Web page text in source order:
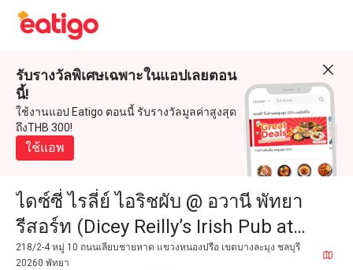
รับรางวัลพิเศษเฉพาะในแอปเลยตอน
นี้!
ใช้งานแอป Eatigo ตอนนี้ รับรางวัลมูลค่าสูงสุด
ถึงTHB 300!
ใช้แอพ
ไดซ์ซี่ ไรลี่ย์ ไอริชผับ @ อวานี พัทยา
รีสอร์ท (Dicey Reilly’s Irish Pub at
Avani Pattaya Resort)
218/2-4 หมู่ 10 ถนนเลียบชายหาด แขวงหนองปรือ เขตบางละมุง ชลบุรี
20260 พัทยา